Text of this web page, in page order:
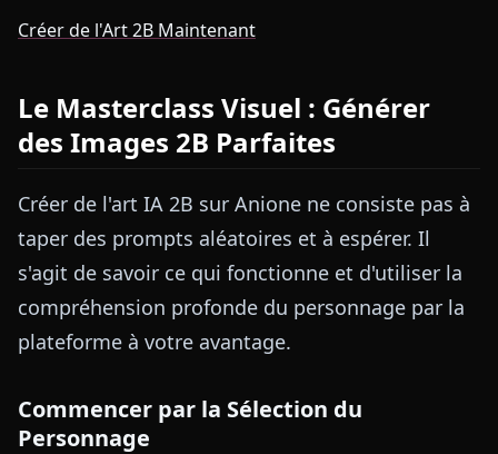
Créer de l'Art 2B Maintenant
Le Masterclass Visuel : Générer
des Images 2B Parfaites
Créer de l'art IA 2B sur Anione ne consiste pas à
taper des prompts aléatoires et à espérer. Il
s'agit de savoir ce qui fonctionne et d'utiliser la
compréhension profonde du personnage par la
plateforme à votre avantage.
Commencer par la Sélection du
Personnage